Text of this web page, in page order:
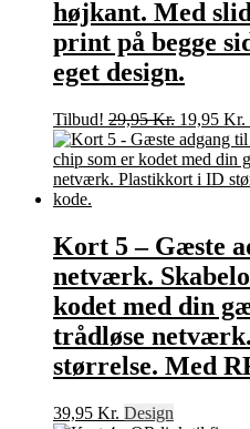
højkant. Med
print på begge
eget design.
Tilbud! 29,95Kr. Den
pris
var:
19,95 Kr.
Kort 5 – Gæste
netværk.
kodet med din
trådløse
størrelse. Med
39,95 Kr. Design